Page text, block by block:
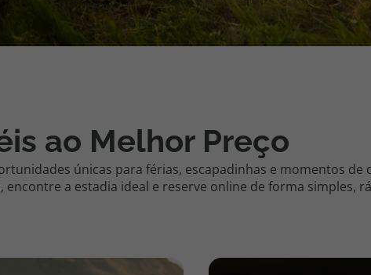
ao Melhor Preço
únicas para férias, escapadinhas e momentos de
a estadia ideal e reserve online de forma simples,